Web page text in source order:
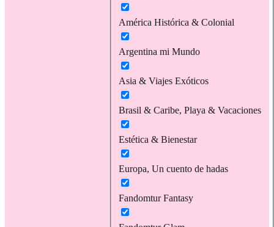
América Histórica & Colonial
Argentina mi Mundo
Asia & Viajes Exóticos
Brasil & Caribe, Playa & Vacaciones
Estética & Bienestar
Europa, Un cuento de hadas
Fandomtur Fantasy